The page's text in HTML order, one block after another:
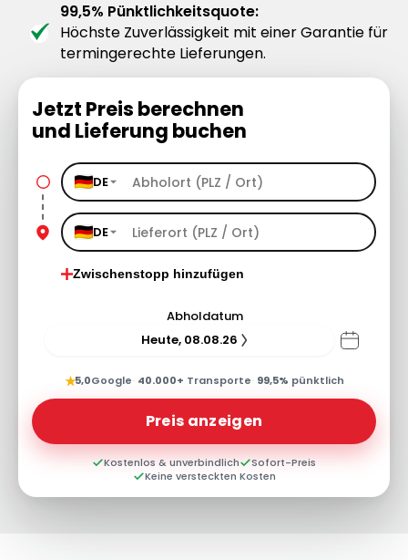
99,5% Pünktlichkeitsquote:
Höchste Zuverlässigkeit mit einer Garantie für
termingerechte Lieferungen.
Jetzt Preis berechnen
und Lieferung buchen
DE
DE
Zwischenstopp hinzufügen
Abholdatum
Heute, 08.08.26
★5,0Google· 40.000+ Transporte· 99,5% pünktlich
Preis anzeigen
Kostenlos & unverbindlich
Sofort-Preis
Keine versteckten Kosten